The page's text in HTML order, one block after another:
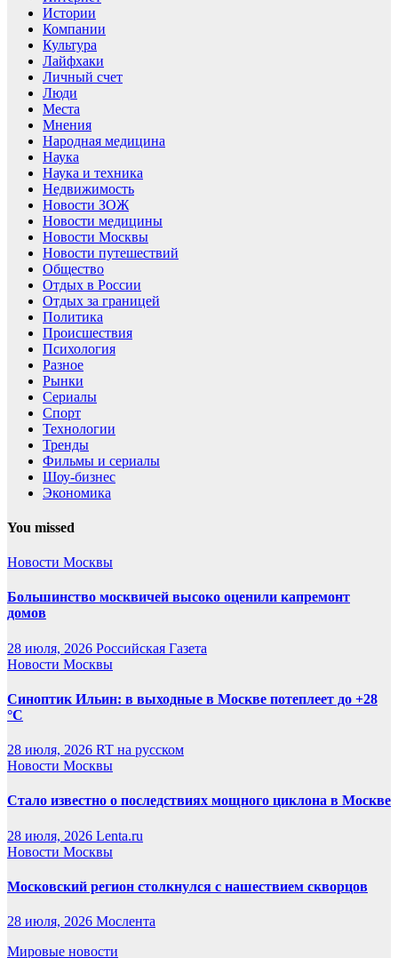
Истории
Компании
Культура
Лайфхаки
Личный счет
Люди
Места
Мнения
Народная медицина
Наука
Наука и техника
Недвижимость
Новости ЗОЖ
Новости медицины
Новости Москвы
Новости путешествий
Общество
Отдых в России
Отдых за границей
Политика
Происшествия
Психология
Разное
Рынки
Сериалы
Спорт
Технологии
Тренды
Фильмы и сериалы
Шоу-бизнес
Экономика
You missed
Новости Москвы
Большинство москвичей высоко оценили капремонт
домов
28 июля, 2026 Российская Газета
Новости Москвы
Синоптик Ильин: в выходные в Москве потеплеет до +28
°C
28 июля, 2026 RT на русском
Новости Москвы
Стало известно о последствиях мощного циклона в Москве
28 июля, 2026 Lenta.ru
Новости Москвы
Московский регион столкнулся с нашествием скворцов
28 июля, 2026 Мослента
Мировые новости